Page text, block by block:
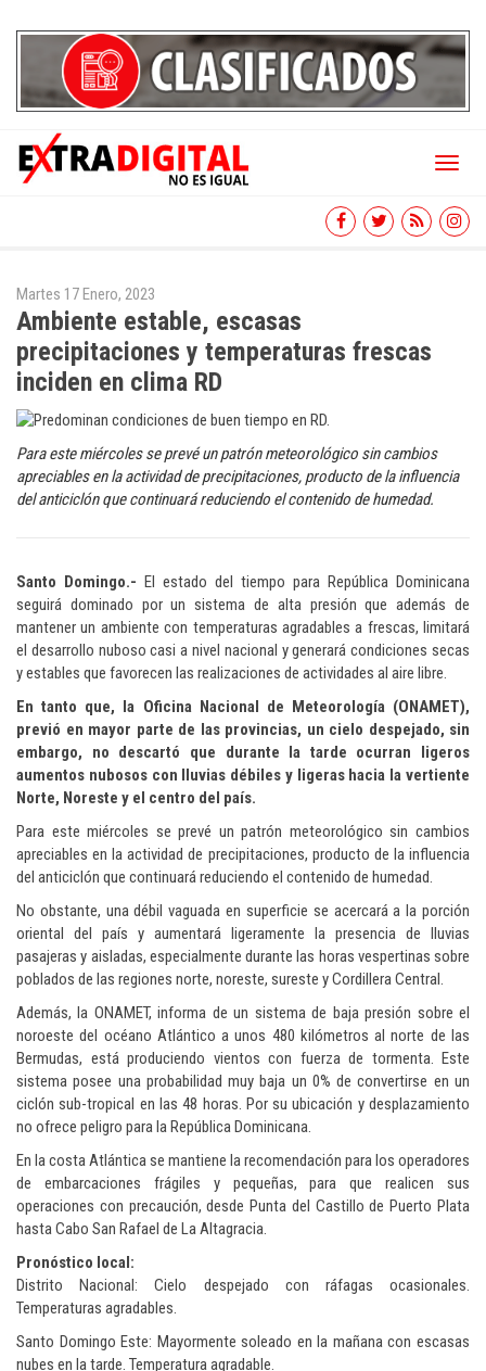
Toggle
Martes 17 Enero, 2023
Ambiente estable, escasas
precipitaciones y temperaturas frescas
inciden en clima RD
Para este miércoles se prevé un patrón meteorológico sin cambios
apreciables en la actividad de precipitaciones, producto de la influencia
del anticiclón que continuará reduciendo el contenido de humedad.
Santo Domingo.- El estado del tiempo para República Dominicana
seguirá dominado por un sistema de alta presión que además de
mantener un ambiente con temperaturas agradables a frescas, limitará
el desarrollo nuboso casi a nivel nacional y generará condiciones secas
y estables que favorecen las realizaciones de actividades al aire libre.
En tanto que, la Oficina Nacional de Meteorología (ONAMET),
previó en mayor parte de las provincias, un cielo despejado, sin
embargo, no descartó que durante la tarde ocurran ligeros
aumentos nubosos con lluvias débiles y ligeras hacia la vertiente
Norte, Noreste y el centro del país.
Para este miércoles se prevé un patrón meteorológico sin cambios
apreciables en la actividad de precipitaciones, producto de la influencia
del anticiclón que continuará reduciendo el contenido de humedad.
No obstante, una débil vaguada en superficie se acercará a la porción
oriental del país y aumentará ligeramente la presencia de lluvias
pasajeras y aisladas, especialmente durante las horas vespertinas sobre
poblados de las regiones norte, noreste, sureste y Cordillera Central.
Además, la ONAMET, informa de un sistema de baja presión sobre el
noroeste del océano Atlántico a unos 480 kilómetros al norte de las
Bermudas, está produciendo vientos con fuerza de tormenta. Este
sistema posee una probabilidad muy baja un 0% de convertirse en un
ciclón sub-tropical en las 48 horas. Por su ubicación y desplazamiento
no ofrece peligro para la República Dominicana.
En la costa Atlántica se mantiene la recomendación para los operadores
de embarcaciones frágiles y pequeñas, para que realicen sus
operaciones con precaución, desde Punta del Castillo de Puerto Plata
hasta Cabo San Rafael de La Altagracia.
Pronóstico local:
Distrito Nacional: Cielo despejado con ráfagas ocasionales.
Temperaturas agradables.
Santo Domingo Este: Mayormente soleado en la mañana con escasas
nubes en la tarde. Temperatura agradable.